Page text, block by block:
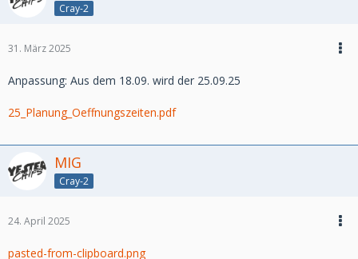
Cray-2
31. März 2025
Anpassung: Aus dem 18.09. wird der 25.09.25
25_Planung_Oeffnungszeiten.pdf
MIG
Cray-2
24. April 2025
pasted-from-clipboard.png